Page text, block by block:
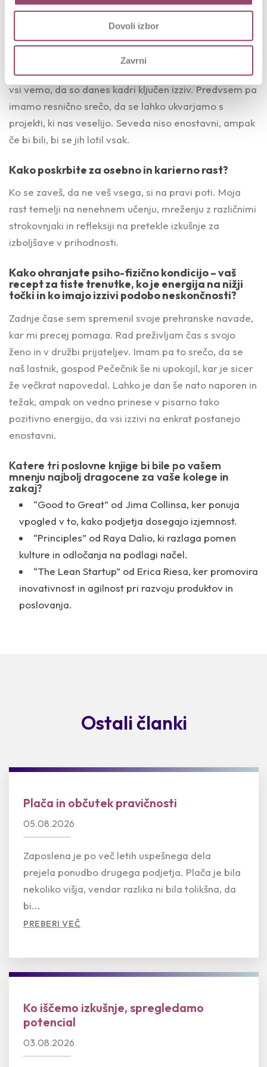
Dovoli izbor
Zavrni
napredka in krepitve naše tržne pozicije. Pri čemer
bomo fokus zaradi nepredvidljivega okolja preusmerili
v tujino. Se pravi konsolidacijo naložb v Sloveniji, fokus
na naložbah v tujini. Zasledujemo cilje, da bomo
investirali v projekte z visoko dodano vrednostjo, saj
vsi vemo, da so danes kadri ključen izziv. Predvsem pa
imamo resnično srečo, da se lahko ukvarjamo s
projekti, ki nas veselijo. Seveda niso enostavni, ampak
če bi bili, bi se jih lotil vsak.
Kako poskrbite za osebno in karierno rast?
Ko se zaveš, da ne veš vsega, si na pravi poti. Moja
rast temelji na nenehnem učenju, mreženju z različnimi
strokovnjaki in refleksiji na pretekle izkušnje za
izboljšave v prihodnosti.
Kako ohranjate psiho-fizično kondicijo – vaš
recept za tiste trenutke, ko je energija na nižji
točki in ko imajo izzivi podobo neskončnosti?
Zadnje čase sem spremenil svoje prehranske navade,
kar mi precej pomaga. Rad preživljam čas s svojo
ženo in v družbi prijateljev. Imam pa to srečo, da se
naš lastnik, gospod Pečečnik še ni upokojil, kar je sicer
že večkrat napovedal. Lahko je dan še nato naporen in
težak, ampak on vedno prinese v pisarno tako
pozitivno energijo, da vsi izzivi na enkrat postanejo
enostavni.
Katere tri poslovne knjige bi bile po vašem
mnenju najbolj dragocene za vaše kolege in
zakaj?
“Good to Great” od Jima Collinsa, ker ponuja
vpogled v to, kako podjetja dosegajo izjemnost.
“Principles” od Raya Dalio, ki razlaga pomen
kulture in odločanja na podlagi načel.
“The Lean Startup” od Erica Riesa, ker promovira
inovativnost in agilnost pri razvoju produktov in
poslovanja.
Ostali članki
Plača in občutek pravičnosti
05.08.2026
Zaposlena je po več letih uspešnega dela
prejela ponudbo drugega podjetja. Plača je bila
nekoliko višja, vendar razlika ni bila tolikšna, da
bi...
PREBERI VEČ
Ko iščemo izkušnje, spregledamo
potencial
03.08.2026